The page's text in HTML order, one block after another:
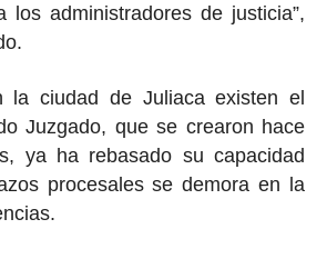
los administradores de justicia”,
la ciudad de Juliaca existen el
Juzgado, que se crearon hace
ya ha rebasado su capacidad
procesales se demora en la